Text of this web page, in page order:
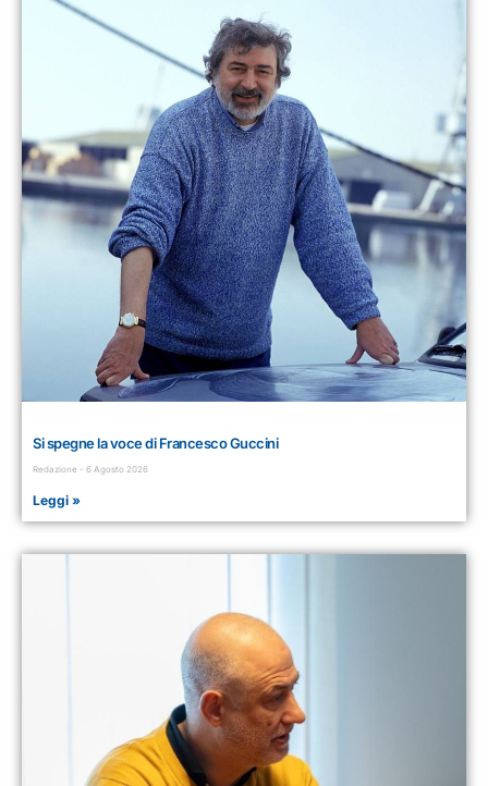
Si spegne la voce di Francesco Guccini
Redazione 6 Agosto 2026
Leggi »